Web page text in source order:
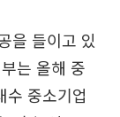
을 들이고 있
는 올해 중
수 중소기업